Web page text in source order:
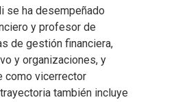
se ha desempeñado
y profesor de
de gestión financiera,
y organizaciones, y
como vicerrector
también incluye